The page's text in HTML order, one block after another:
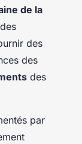
de la
des
des
des
par